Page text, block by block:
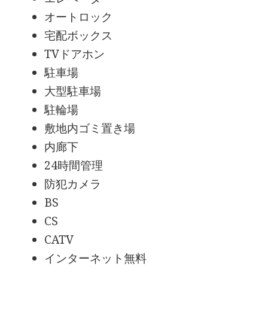
オートロック
宅配ボックス
TVドアホン
駐車場
大型駐車場
駐輪場
敷地内ゴミ置き場
内廊下
24時間管理
防犯カメラ
BS
CS
CATV
インターネット無料